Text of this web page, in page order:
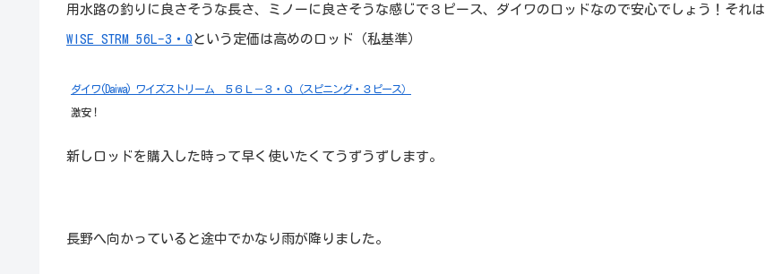
用水路の釣りに良さそうな長さ、ミノーに良さそうな感じで３ピース、ダイワのロッドなので安心でしょう！それは
WISE STRM 56L-3・Q という定価は高めのロッド（私基準）
ダイワ(Daiwa) ワイズストリーム ５６Ｌ－３・Ｑ（スピニング・３ピース）
激安！
新しロッドを購入した時って早く使いたくてうずうずします。
長野へ向かっていると途中でかなり雨が降りました。